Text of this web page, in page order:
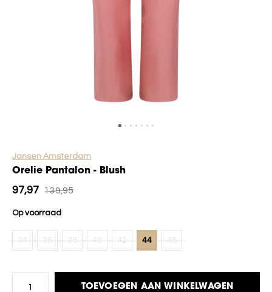
Jansen Amsterdam
Orelie Pantalon - Blush
97,97 139,95
Op voorraad
34 36 38 40 42 44 46
TOEVOEGEN AAN WINKELWAGEN